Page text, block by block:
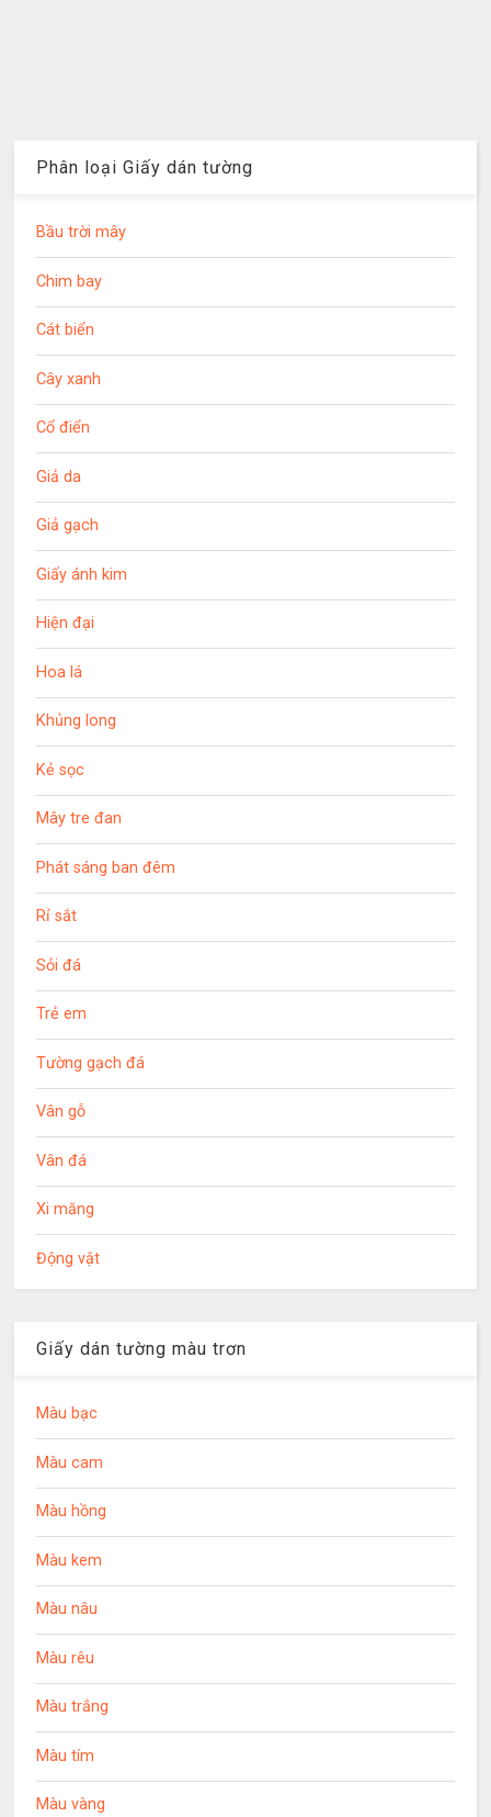
Phân loại Giấy dán tường
Bầu trời mây
Chim bay
Cát biển
Cây xanh
Cổ điển
Giả da
Giả gạch
Giấy ánh kim
Hiện đại
Hoa lá
Khủng long
Kẻ sọc
Mây tre đan
Phát sáng ban đêm
Rỉ sắt
Sỏi đá
Trẻ em
Tường gạch đá
Vân gỗ
Vân đá
Xi măng
Động vật
Giấy dán tường màu trơn
Màu bạc
Màu cam
Màu hồng
Màu kem
Màu nâu
Màu rêu
Màu trắng
Màu tím
Màu vàng